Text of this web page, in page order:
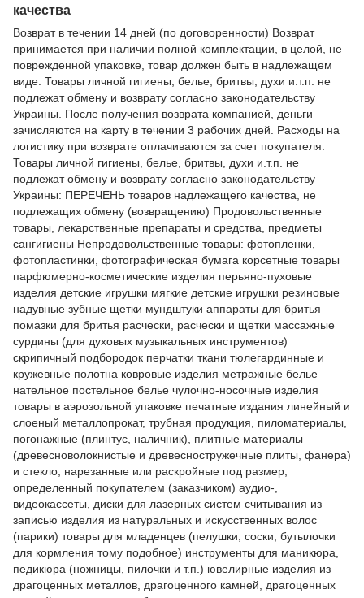
качества
Возврат в течении 14 дней (по договоренности) Возврат
принимается при наличии полной комплектации, в целой, не
поврежденной упаковке, товар должен быть в надлежащем
виде. Товары личной гигиены, белье, бритвы, духи и.т.п. не
подлежат обмену и возврату согласно законодательству
Украины. После получения возврата компанией, деньги
зачисляются на карту в течении 3 рабочих дней. Расходы на
логистику при возврате оплачиваются за счет покупателя.
Товары личной гигиены, белье, бритвы, духи и.т.п. не
подлежат обмену и возврату согласно законодательству
Украины: ПЕРЕЧЕНЬ товаров надлежащего качества, не
подлежащих обмену (возвращению) Продовольственные
товары, лекарственные препараты и средства, предметы
сангигиены Непродовольственные товары: фотопленки,
фотопластинки, фотографическая бумага корсетные товары
парфюмерно-косметические изделия перьяно-пуховые
изделия детские игрушки мягкие детские игрушки резиновые
надувные зубные щетки мундштуки аппараты для бритья
помазки для бритья расчески, расчески и щетки массажные
сурдины (для духовых музыкальных инструментов)
скрипичный подбородок перчатки ткани тюлегардинные и
кружевные полотна ковровые изделия метражные белье
нательное постельное белье чулочно-носочные изделия
товары в аэрозольной упаковке печатные издания линейный и
слоеный металлопрокат, трубная продукция, пиломатериалы,
погонажные (плинтус, наличник), плитные материалы
(древесноволокнистые и древесностружечные плиты, фанера)
и стекло, нарезанные или раскройные под размер,
определенный покупателем (заказчиком) аудио-,
видеокассеты, диски для лазерных систем считывания из
записью изделия из натуральных и искусственных волос
(парики) товары для младенцев (пелушки, соски, бутылочки
для кормления тому подобное) инструменты для маникюра,
педикюра (ножницы, пилочки и т.п.) ювелирные изделия из
драгоценных металлов, драгоценного камней, драгоценных